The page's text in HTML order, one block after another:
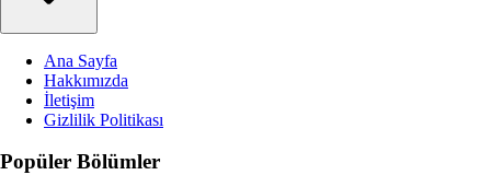
Ana Sayfa
Hakkımızda
İletişim
Gizlilik Politikası
Popüler Bölümler